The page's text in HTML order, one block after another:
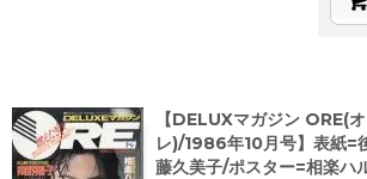
【DELUXマガジン ORE(
レ)/1986年10月号】表紙=
藤久美子/ポスター=相楽ハ